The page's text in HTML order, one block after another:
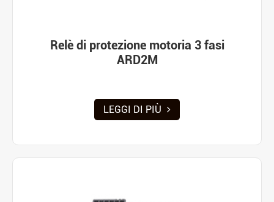
Relè di protezione motoria 3 fasi
ARD2M
LEGGI DI PIÙ